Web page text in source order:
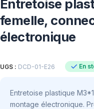
Entretoise
femelle,
électronique
UGS : DCD-01-E26 En
Entretoise plastique
montage électronique.